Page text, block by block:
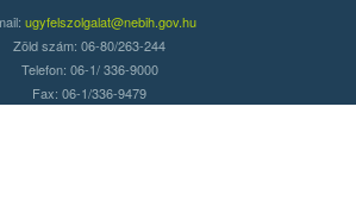
ugyfelszolgalat@nebih.gov.hu
Zöld szám: 06-80/263-244
Telefon: 06-1/ 336-9000
Fax: 06-1/336-9479